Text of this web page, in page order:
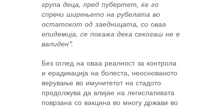
група деца, пред пубертет, ќе го
спречи ширењето на рубелата во
остатокот од заедницата, со оваа
епидемија, се покажа дека секогаш не е
валиден”.
Без оглед на оваа реалност за контрола
и ерадикација на болеста, неоснованото
верување во имунитетот на стадото
продолжува да влијае на легислативата
поврзана со вакцина во многу држави во